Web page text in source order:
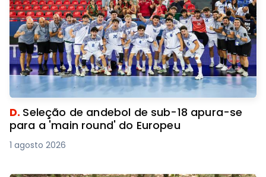
D. Seleção de andebol de sub-18 apura-se
para a 'main round' do Europeu
1 agosto 2026